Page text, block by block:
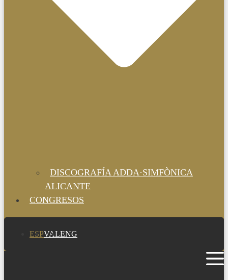
DISCOGRAFÍA ADDA·SIMFÒNICA
ALICANTE
CONGRESOS
ESPVALENG